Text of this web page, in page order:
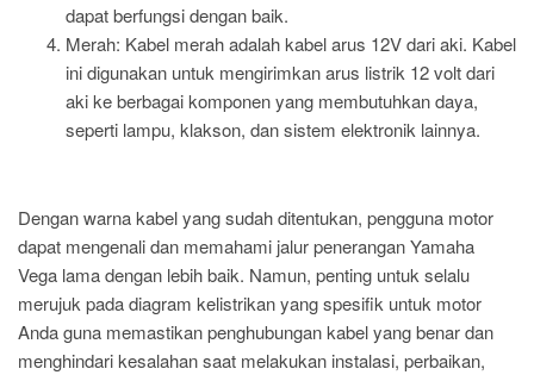
dapat berfungsi dengan baik.
Merah: Kabel merah adalah kabel arus 12V dari aki. Kabel
ini digunakan untuk mengirimkan arus listrik 12 volt dari
aki ke berbagai komponen yang membutuhkan daya,
seperti lampu, klakson, dan sistem elektronik lainnya.
Dengan warna kabel yang sudah ditentukan, pengguna motor
dapat mengenali dan memahami jalur penerangan Yamaha
Vega lama dengan lebih baik. Namun, penting untuk selalu
merujuk pada diagram kelistrikan yang spesifik untuk motor
Anda guna memastikan penghubungan kabel yang benar dan
menghindari kesalahan saat melakukan instalasi, perbaikan,